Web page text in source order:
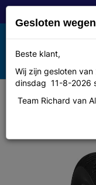
Toggle
navigation
MENU
Cheng shin
Gesloten
Beste klant,
Wij zijn gesloten
dinsdag 11-8-2026
Team Richard van